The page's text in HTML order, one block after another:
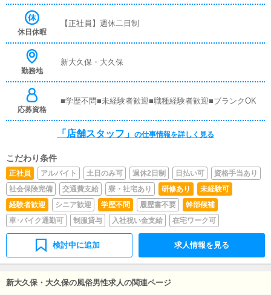
アルや、先輩スタッフに付いて業務内容を見ながら徐々に
す。■企画の立案店舗イベントや店舗運営など様々な企画
など、売上UPに繋がる施策の提案を行っていただきま
の方が稼げるようにインターネットを使ったPR（写メ日
す。■PC更新業務ヘブンネットなど、ポータルサイト等の
はボタンを押すだけや、ブログの更新時に簡単に文字が入
お過ごしいただくため、店内の清掃や備品の管理・補充を
行っていただきます。
休日休暇
【正社員】週休二日制
勤務地
新大久保・大久保
応募資格
■学歴不問■未経験者歓迎■職種経験者歓迎■ブランクOK
「店舗スタッフ」 の仕事情報を詳しく見る
こだわり条件
正社員 アルバイト 土日のみ可 週休2日制 日払い可
資格手当あり
社会保険完備
交通費支給 寮・社宅あり 研修あり
未経験可
経験者歓迎
シニア歓迎 学歴不問 履歴書不要
幹部候補
車･バイク通勤可
制服貸与 入社祝い金支給 在宅ワーク可
検討中に追加 求人情報を見る
新大久保・大久保の風俗男性求人の関連ページ